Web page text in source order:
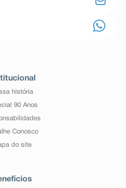
história
90 Anos
Conosco
do site